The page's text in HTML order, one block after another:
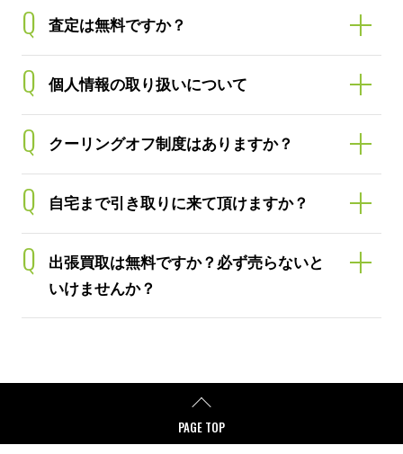
Q 査定は無料ですか？
Q 個人情報の取り扱いについて
Q クーリングオフ制度はありますか？
Q 自宅まで引き取りに来て頂けますか？
Q
出張買取は無料ですか？必ず売らないと
いけませんか？
PAGE TOP